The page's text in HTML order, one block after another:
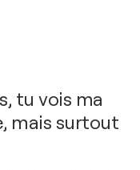
tu vois ma
mais surtout